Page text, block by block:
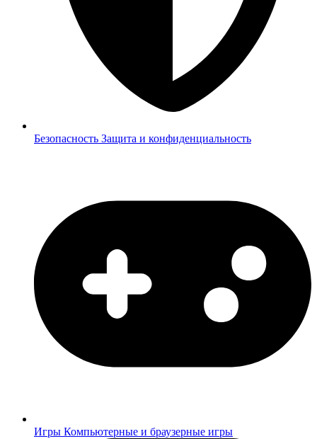
Безопасность Защита и конфиденциальность
Игры Компьютерные и браузерные игры